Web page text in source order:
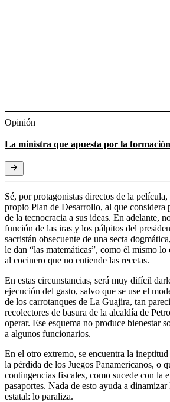
Opinión
La ministra que apuesta por la
Sé, por protagonistas directos de la
propio Plan de Desarrollo, al que considera
de la tecnocracia a sus ideas. En adelante,
función de las iras y los pálpitos del
sacristán obsecuente de una secta
le dan “las matemáticas”, como él mismo
al cocinero que no entiende las recetas.
En estas circunstancias, será muy difícil
ejecución del gasto, salvo que se use el
de los carrotanques de La Guajira, tan
recolectores de basura de la alcaldía de
operar. Ese esquema no produce bienestar
a algunos funcionarios.
En el otro extremo, se encuentra la
la pérdida de los Juegos Panamericanos, o
contingencias fiscales, como sucede con la
pasaportes. Nada de esto ayuda a
estatal: lo paraliza.